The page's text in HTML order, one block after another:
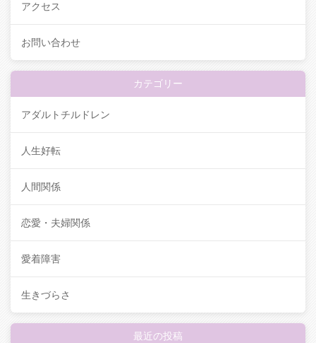
アクセス
お問い合わせ
カテゴリー
アダルトチルドレン
人生好転
人間関係
恋愛・夫婦関係
愛着障害
生きづらさ
最近の投稿